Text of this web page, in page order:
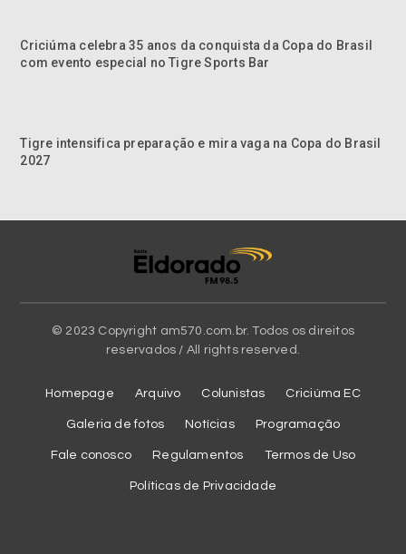
Criciúma celebra 35 anos da conquista da Copa do Brasil
com evento especial no Tigre Sports Bar
Tigre intensifica preparação e mira vaga na Copa do Brasil
2027
© 2023 Copyright am570.com.br. Todos os direitos
reservados / All rights reserved.
Homepage Arquivo Colunistas Criciúma EC
Galeria de fotos Notícias Programação
Fale conosco Regulamentos Termos de Uso
Políticas de Privacidade